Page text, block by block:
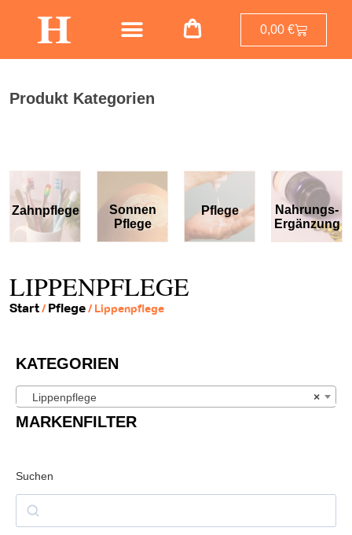
0,00€
Produkt Kategorien
Zahnpflege
Sonnen
Pflege
Pflege
Nahrungs-
Ergänzung
LIPPENPFLEGE
Start/ Pflege/ Lippenpflege
KATEGORIEN
×
Lippenpflege
MARKENFILTER
Suchen